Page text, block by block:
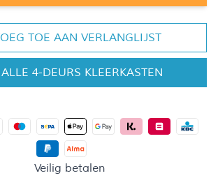
TOE AAN VERLANGLIJST
4-DEURS KLEERKASTEN
Veilig betalen